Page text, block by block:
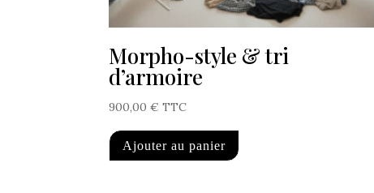
Morpho-style & tri
d’armoire
900,00€ TTC
Ajouter au panier